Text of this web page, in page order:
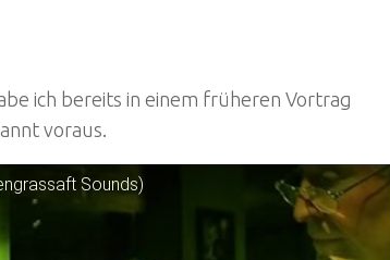
ich bereits in einem früheren Vortrag
voraus.
Sounds)